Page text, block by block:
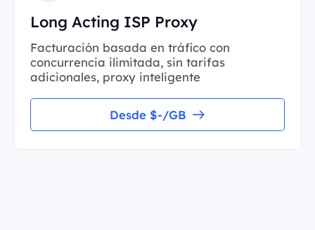
Long Acting ISP Proxy
Facturación basada en tráfico con
concurrencia ilimitada, sin tarifas
adicionales, proxy inteligente
Desde $-/GB